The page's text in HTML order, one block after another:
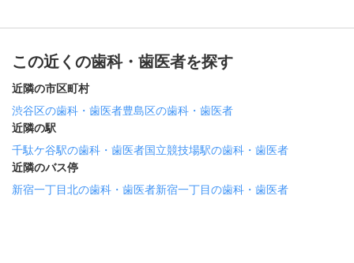
この近くの歯科・歯医者を探す
近隣の市区町村
渋谷区の歯科・歯医者豊島区の歯科・歯医者
近隣の駅
千駄ケ谷駅の歯科・歯医者国立競技場駅の歯科・歯医者
近隣のバス停
新宿一丁目北の歯科・歯医者新宿一丁目の歯科・歯医者